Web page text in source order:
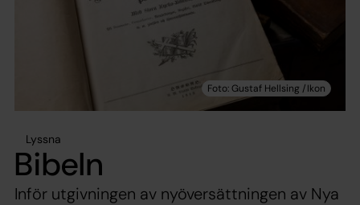
Lyssna
Bibeln
Inför utgivningen av nyöversättningen av Nya